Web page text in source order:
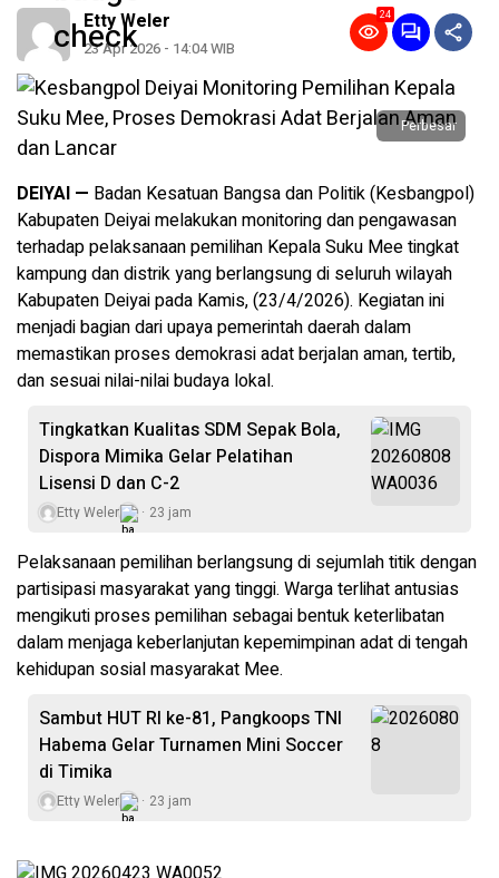
Etty Weler
23 Apr 2026 - 14:04 WIB
24
Perbesar
DEIYAI — Badan Kesatuan Bangsa dan Politik (Kesbangpol)
Kabupaten Deiyai melakukan monitoring dan pengawasan
terhadap pelaksanaan pemilihan Kepala Suku Mee tingkat
kampung dan distrik yang berlangsung di seluruh wilayah
Kabupaten Deiyai pada Kamis, (23/4/2026). Kegiatan ini
menjadi bagian dari upaya pemerintah daerah dalam
memastikan proses demokrasi adat berjalan aman, tertib,
dan sesuai nilai-nilai budaya lokal.
Tingkatkan Kualitas SDM Sepak Bola,
Dispora Mimika Gelar Pelatihan
Lisensi D dan C-2
Etty Weler 23 jam
Pelaksanaan pemilihan berlangsung di sejumlah titik dengan
partisipasi masyarakat yang tinggi. Warga terlihat antusias
mengikuti proses pemilihan sebagai bentuk keterlibatan
dalam menjaga keberlanjutan kepemimpinan adat di tengah
kehidupan sosial masyarakat Mee.
Sambut HUT RI ke-81, Pangkoops TNI
Habema Gelar Turnamen Mini Soccer
di Timika
Etty Weler 23 jam